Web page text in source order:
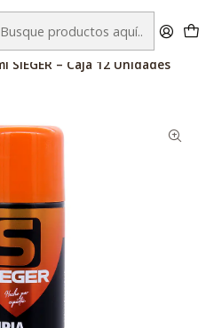
Sieger
– Caja 12 Unidades